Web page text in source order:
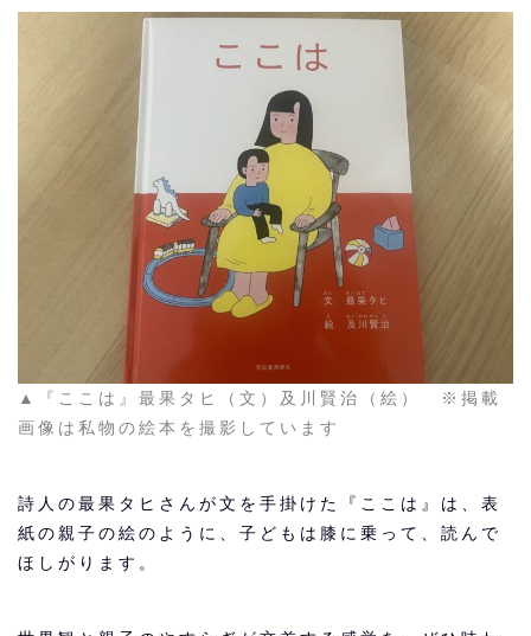
▲『ここは』最果タヒ（文）及川賢治（絵） ※掲載
画像は私物の絵本を撮影しています
詩人の最果タヒさんが文を手掛けた『ここは』は、表
紙の親子の絵のように、子どもは膝に乗って、読んで
ほしがります。